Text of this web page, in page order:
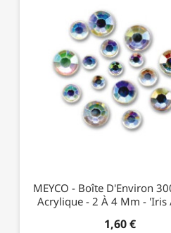
MEYCO - Boîte D'Environ
Acrylique - 2 À 4 Mm - 'Iris
1,60 €